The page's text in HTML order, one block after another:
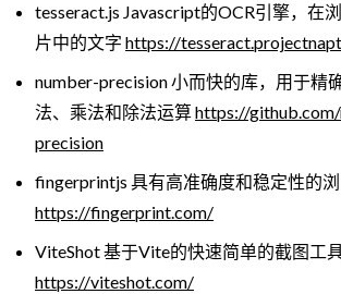
tesseract.js Javascript的OCR引擎，在
片中的文字 https://
number-precision 小而快的库，用于精
法、乘法和除法运算https://
precision
fingerprintjs 具有高准确度和稳定性的
https://fingerprint.com/
ViteShot 基于Vite的快速简单的截图工具
https://viteshot.com/